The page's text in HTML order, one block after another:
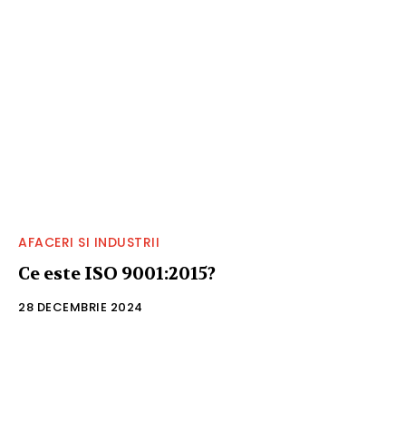
AFACERI SI INDUSTRII
Ce este ISO 9001:2015?
28 DECEMBRIE 2024